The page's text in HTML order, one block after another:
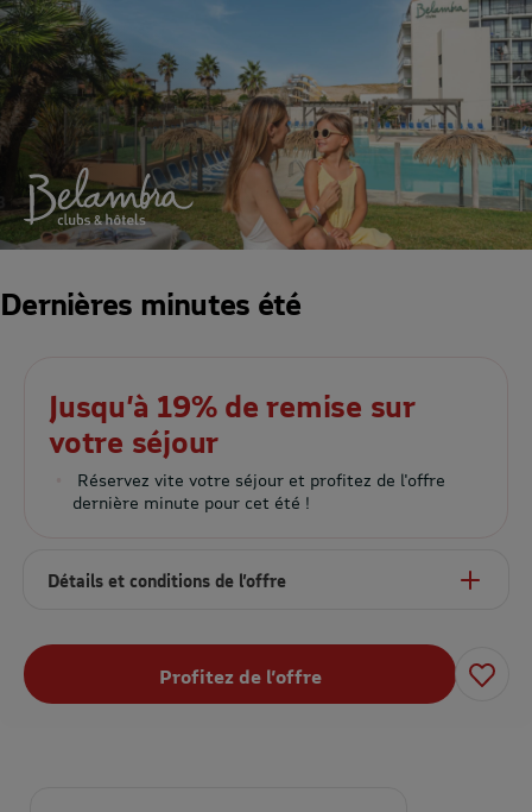
Dernières minutes été
Jusqu’à 19% de remise sur
votre séjour
Réservez vite votre séjour et profitez de l'offre
dernière minute pour cet été !
Détails et conditions de l’offre
Profitez de l’offre